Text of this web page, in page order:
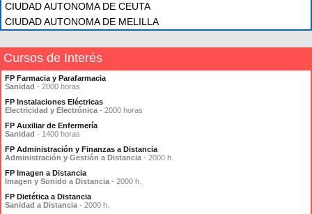
CIUDAD AUTONOMA DE CEUTA
CIUDAD AUTONOMA DE MELILLA
Cursos de Interés
FP Farmacia y Parafarmacia
Sanidad - 2000 horas
FP Instalaciones Eléctricas
Electricidad y Electrónica - 2000 horas
FP Auxiliar de Enfermería
Sanidad - 1400 horas
FP Administración y Finanzas a Distancia
Administración y Gestión a Distancia - 2000 h.
FP Imagen a Distancia
Imagen y Sonido a Distancia - 2000 h.
FP Dietética a Distancia
Sanidad a Distancia - 2000 h.